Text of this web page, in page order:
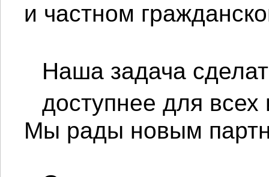
и частном
Наша задача
доступнее для всех
Мы рады новым